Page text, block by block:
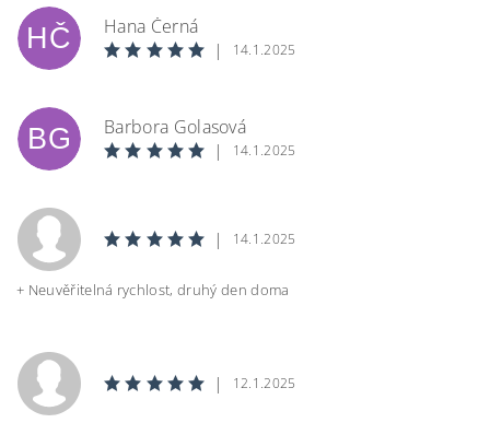
HČ
Hana Černá
|
14.1.2025
BG
Barbora Golasová
|
14.1.2025
| 14.1.2025
+ Neuvěřitelná rychlost, druhý den doma
| 12.1.2025